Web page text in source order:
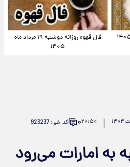
فال قهوه روزانه دوشنبه ۱۹ مرداد ماه
۱۴۰۵
۲۰:۵۰۰ کد خبر: 923237
امارات می‌رود